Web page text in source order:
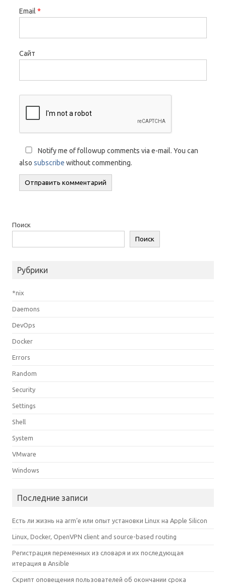
Email *
Сайт
Notify me of followup comments via e-mail. You can
also subscribe without commenting.
Поиск
Поиск
Рубрики
*nix
Daemons
DevOps
Docker
Errors
Random
Security
Settings
Shell
System
VMware
Windows
Последние записи
Есть ли жизнь на arm’е или опыт установки Linux на Apple Silicon
Linux, Docker, OpenVPN client and source-based routing
Регистрация переменных из словаря и их последующая
итерация в Ansible
Скрипт оповещения пользователей об окончании срока